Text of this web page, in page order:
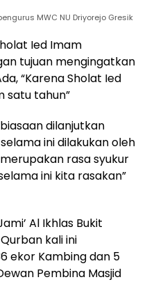
MWC NU Driyorejo Gresik
Ied Imam
tujuan mengingatkan
“Karena Sholat Ied
satu tahun”
dilanjutkan
ini dilakukan oleh
merupakan rasa syukur
ini kita rasakan”
Al Ikhlas Bukit
kali ini
ekor Kambing dan 5
Pembina Masjid